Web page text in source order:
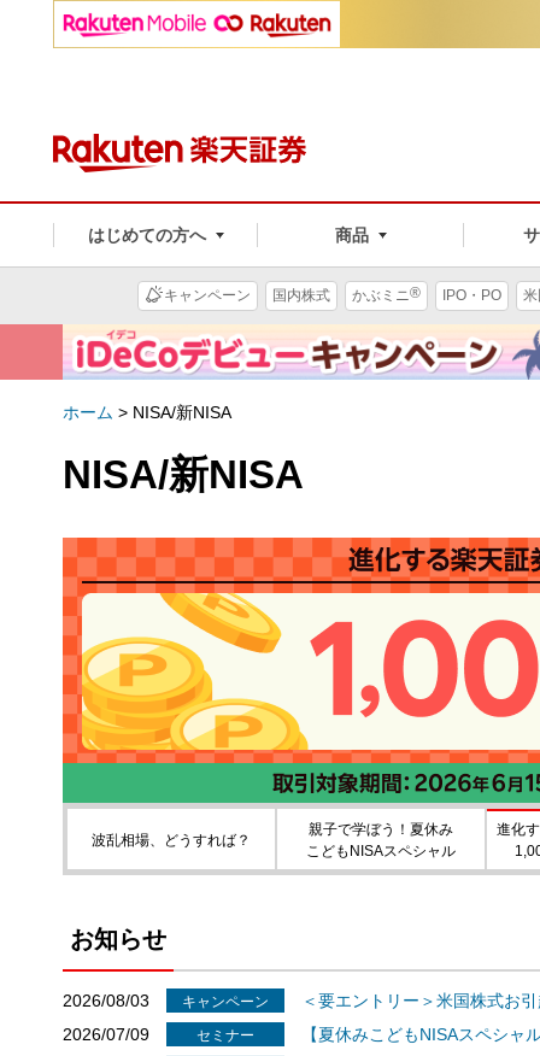
はじめての方へ 商品
キャンペーン 国内株式 かぶミニ® IPO・PO
ホーム > NISA/新NISA
NISA/新NISA
波乱相場、どうすれば？
親子で学ぼう！夏休み
こどもNISAスペシャル
進化
お知らせ
2026/08/03 キャンペーン
＜要エントリー＞米国株式お
2026/07/09
セミナー
【夏休みこどもNISAスペシャ